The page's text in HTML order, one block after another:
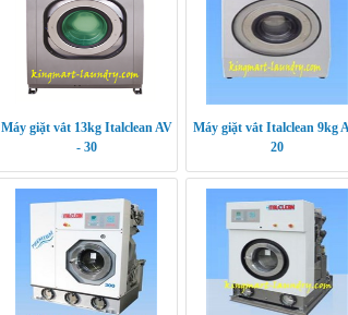
Máy giặt vắt 13kg Italclean AV
- 30
Máy giặt vắt Italclean 9kg
20